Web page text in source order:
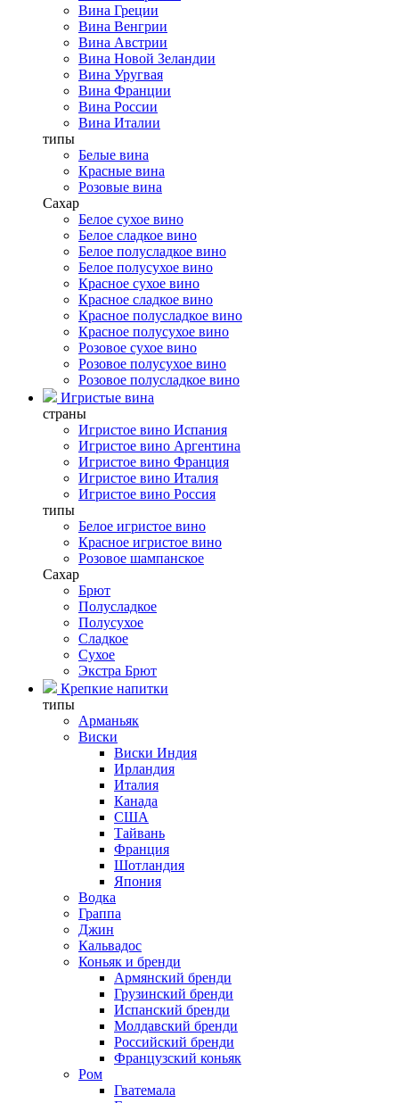
Вина Греции
Вина Венгрии
Вина Австрии
Вина Новой Зеландии
Вина Уругвая
Вина Франции
Вина России
Вина Италии
типы
Белые вина
Красные вина
Розовые вина
Сахар
Белое сухое вино
Белое сладкое вино
Белое полусладкое вино
Белое полусухое вино
Красное сухое вино
Красное сладкое вино
Красное полусладкое вино
Красное полусухое вино
Розовое сухое вино
Розовое полусухое вино
Розовое полусладкое вино
Игристые вина
страны
Игристое вино Испания
Игристое вино Аргентина
Игристое вино Франция
Игристое вино Италия
Игристое вино Россия
типы
Белое игристое вино
Красное игристое вино
Розовое шампанское
Сахар
Брют
Полусладкое
Полусухое
Сладкое
Сухое
Экстра Брют
Крепкие напитки
типы
Арманьяк
Виски
Виски Индия
Ирландия
Италия
Канада
США
Тайвань
Франция
Шотландия
Япония
Водка
Граппа
Джин
Кальвадос
Коньяк и бренди
Армянский бренди
Грузинский бренди
Испанский бренди
Молдавский бренди
Российский бренди
Французский коньяк
Ром
Гватемала